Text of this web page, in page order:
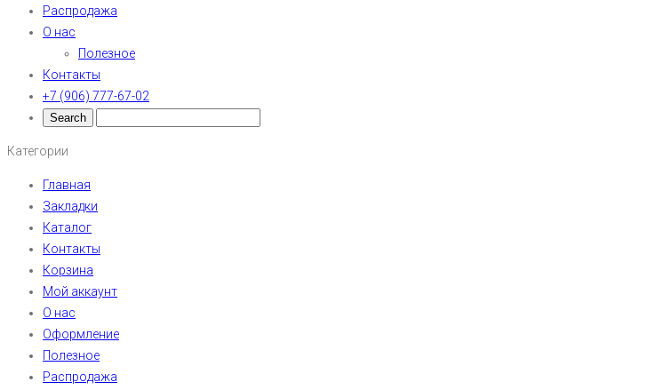
Распродажа
О нас
Полезное
Контакты
+7 (906) 777-67-02
Категории
Главная
Закладки
Каталог
Контакты
Корзина
Мой аккаунт
О нас
Оформление
Полезное
Распродажа